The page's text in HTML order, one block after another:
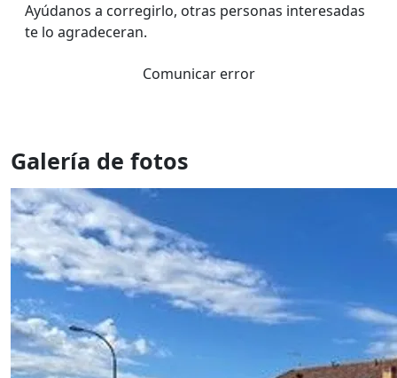
Ayúdanos a corregirlo, otras personas interesadas
te lo agradeceran.
Comunicar error
Galería de fotos